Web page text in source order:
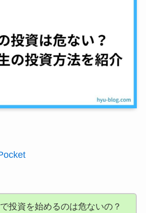
投資を始めるのは危ないの？